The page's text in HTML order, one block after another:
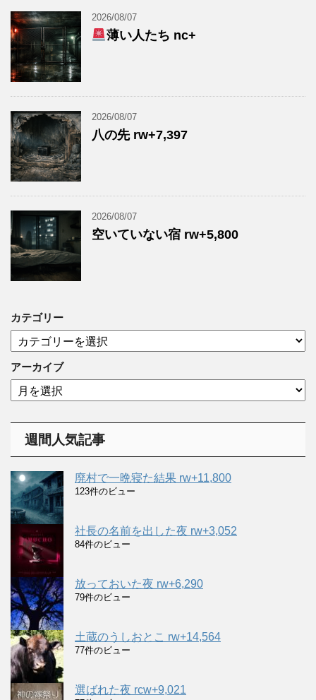
2026/08/07
薄い人たち nc+
2026/08/07
八の先 rw+7,397
2026/08/07
空いていない宿 rw+5,800
カテゴリー
テ
ゴ
リ
ー
アーカイブ
ア
ー
週間人気記事
廃村で一晩寝た結果 rw+11,800
123件のビュー
社長の名前を出した夜 rw+3,052
84件のビュー
放っておいた夜 rw+6,290
79件のビュー
土蔵のうしおとこ rw+14,564
77件のビュー
選ばれた夜 rcw+9,021